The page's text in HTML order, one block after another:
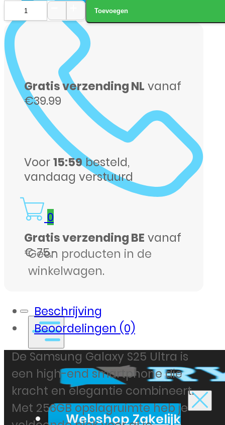
0
Geen producten in de
winkelwagen.
Webshop Zakelijk
Samsung
S-
931
S25
256GB
zilver
aantal
Toevoegen
Gratis verzending NL vanaf
€39.99
Voor15:59besteld,
vandaag verstuurd
Gratis verzending BE vanaf
€ 75,-
Beschrijving
Beoordelingen (0)
De Samsung Galaxy S25 Ultra is
een high-end smartphone die
kracht en elegantie combineert.
Met 256GB opslagruimte heb je